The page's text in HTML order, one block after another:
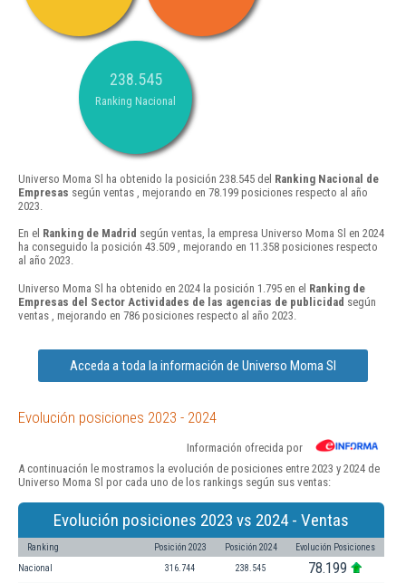
238.545
Ranking Nacional
Universo Moma Sl ha obtenido la posición 238.545 del Ranking Nacional de
Empresas según ventas , mejorando en 78.199 posiciones respecto al año
2023.
En el Ranking de Madrid según ventas, la empresa Universo Moma Sl en 2024
ha conseguido la posición 43.509 , mejorando en 11.358 posiciones respecto
al año 2023.
Universo Moma Sl ha obtenido en 2024 la posición 1.795 en el Ranking de
Empresas del Sector Actividades de las agencias de publicidad según
ventas , mejorando en 786 posiciones respecto al año 2023.
Acceda a toda la información de Universo Moma Sl
Evolución posiciones 2023 - 2024
Información ofrecida por
A continuación le mostramos la evolución de posiciones entre 2023 y 2024 de
Universo Moma Sl por cada uno de los rankings según sus ventas:
Evolución posiciones 2023 vs 2024 - Ventas
Ranking Posición 2023 Posición 2024 Evolución Posiciones
Nacional 316.744 238.545 78.199